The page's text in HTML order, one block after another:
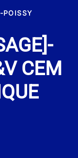
POISSY
CEM